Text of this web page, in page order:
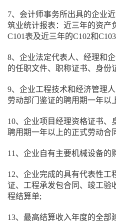
7、会计师事务所出具的企业
筑业统计报表：近三年的资产
C101表及近三年的C102和
8、企业法定代表人、经理和
的任职文件、职称证书、身份
9、企业工程技术和经济管理
劳动部门鉴证的聘用期一年以
10、企业项目经理资格证书、
聘用期一年以上的正式劳动合
11、企业自有主要机械设备的
12、企业完成的具有代表性工
证、工程承发包合同、竣工验
程结算单;
13、最高结算收入年度的全部